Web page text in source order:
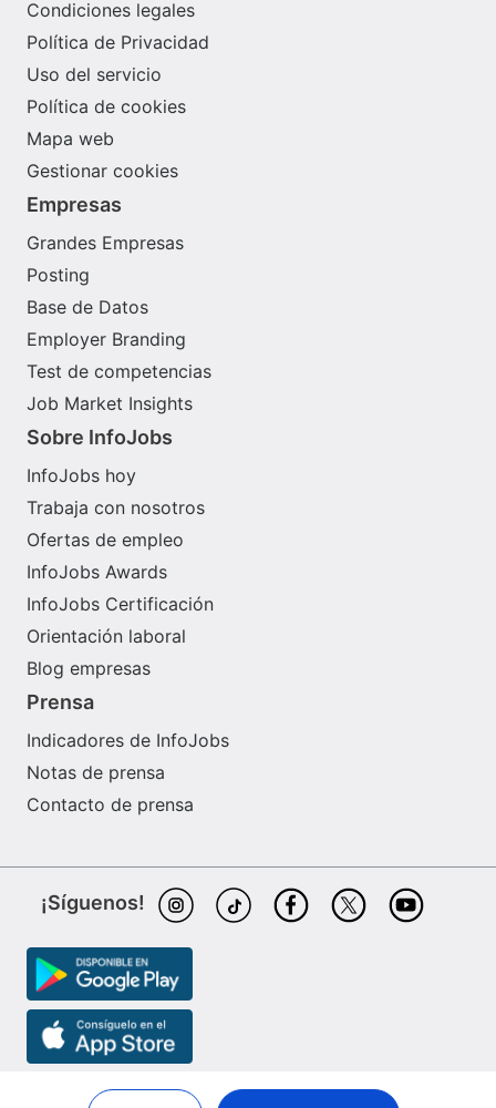
Condiciones legales
Política de Privacidad
Uso del servicio
Política de cookies
Mapa web
Gestionar cookies
Empresas
Grandes Empresas
Posting
Base de Datos
Employer Branding
Test de competencias
Job Market Insights
Sobre InfoJobs
InfoJobs hoy
Trabaja con nosotros
Ofertas de empleo
InfoJobs Awards
InfoJobs Certificación
Orientación laboral
Blog empresas
Prensa
Indicadores de InfoJobs
Notas de prensa
Contacto de prensa
¡Síguenos!